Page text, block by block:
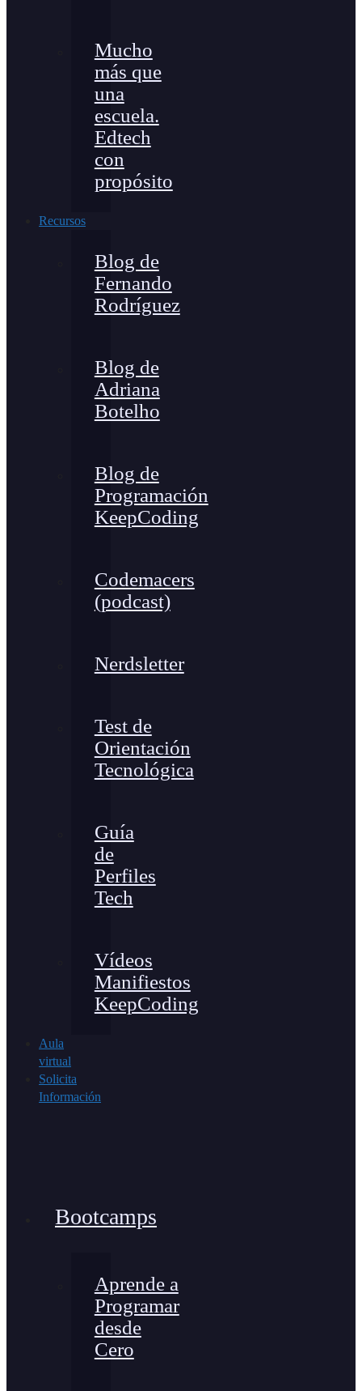
Mucho
más que
una
escuela.
Edtech
con
propósito
Recursos
Blog de
Fernando
Rodríguez
Blog de
Adriana
Botelho
Blog de
Programación
KeepCoding
Codemacers
(podcast)
Nerdsletter
Test de
Orientación
Tecnológica
Guía
de
Perfiles
Tech
Vídeos
Manifiestos
KeepCoding
Aula
virtual
Solicita
Información
Bootcamps
Aprende a
Programar
desde
Cero